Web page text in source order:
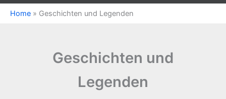
Home » Geschichten und Legenden
Geschichten und
Legenden